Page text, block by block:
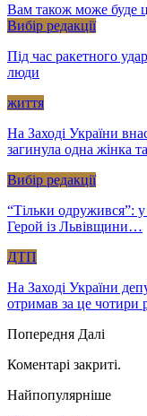
Вам також може буде
Вибір редакції
Під час ракетного
люди
життя
На Заході України
загинула одна жінка
Вибір редакції
“Тільки одружився”:
Герой із Львівщини…
ДТП
На Заході України
отримав за це
Попередня Далі
Коментарі закриті.
Найпопулярніше